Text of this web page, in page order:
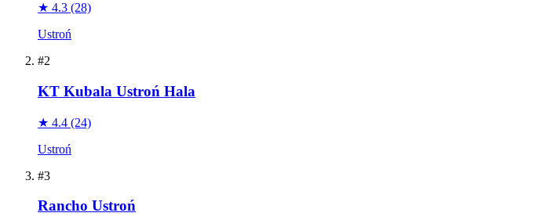
★ 4.3 (28)
Ustroń
#2
KT Kubala Ustroń Hala
★ 4.4 (24)
Ustroń
#3
Rancho Ustroń